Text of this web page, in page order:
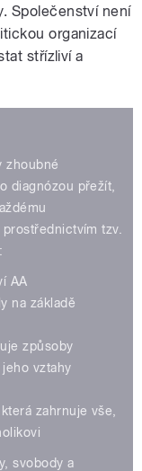
Společenství není
organizací
střízliví a
zhoubné
diagnózou přežít,
tzv.
AA
na základě
způsoby
vztahy
zahrnuje vše,
svobody a